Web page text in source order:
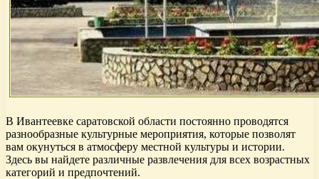
В Ивантеевке саратовской области постоянно проводятся
разнообразные культурные мероприятия, которые позволят
вам окунуться в атмосферу местной культуры и истории.
Здесь вы найдете различные развлечения для всех возрастных
категорий и предпочтений.